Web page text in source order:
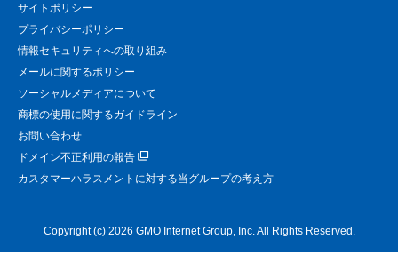
サイトポリシー
プライバシーポリシー
情報セキュリティへの取り組み
メールに関するポリシー
ソーシャルメディアについて
商標の使用に関するガイドライン
お問い合わせ
ドメイン不正利用の報告
カスタマーハラスメントに対する当グループの考え方
Copyright (c) 2026 GMO Internet Group, Inc. All Rights Reserved.